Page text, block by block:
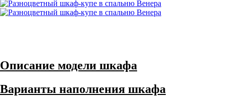
Описание модели шкафа
Варианты наполнения шкафа